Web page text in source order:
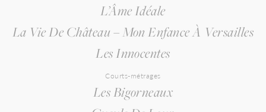
L’Âme Idéale
La Vie De Château – Mon Enfance À Versailles
Les Innocentes
Courts-métrages
Les Bigorneaux